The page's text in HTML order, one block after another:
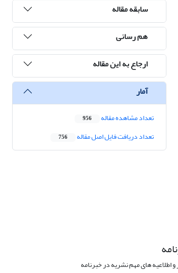
سابقه مقاله
هم رسانی
ارجاع به این مقاله
آمار
تعداد مشاهده مقاله 956
تعداد دریافت فایل اصل مقاله 756
و اطلاعیه های مهم نشریه در خبرنامه